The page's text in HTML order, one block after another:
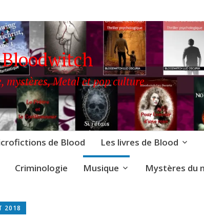
mystères, Metal et pop culture
de Blood Les livres de Blood
Criminologie Musique Mystères du
2018